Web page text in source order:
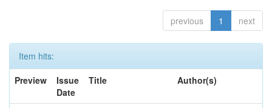
previous 1 next
Item hits:
Preview
Issue
Date
Title Author(s)